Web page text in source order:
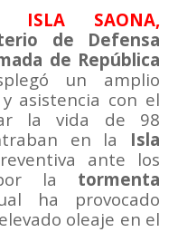
ISLA SAONA,
de Defensa
de República
un amplio
asistencia con el
la vida de 98
en la Isla
ante los
por la tormenta
ha provocado
oleaje en el